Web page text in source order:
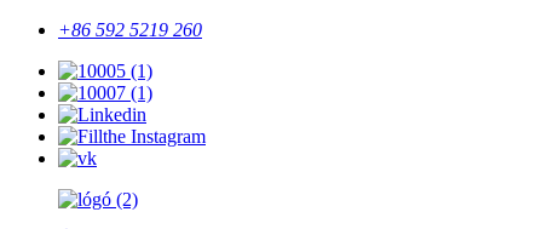
+86 592 5219 260